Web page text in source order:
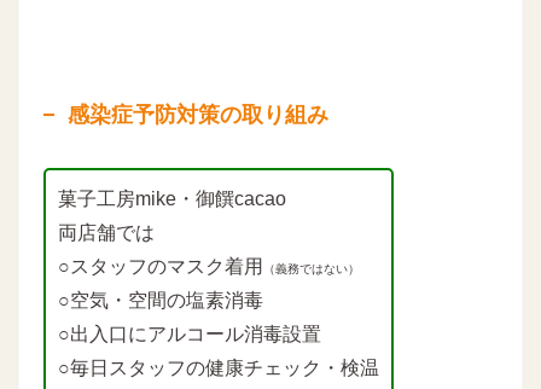
感染症予防対策の取り組み
菓子工房mike・御饌cacao
両店舗では
○スタッフのマスク着用
（義務ではない）
○空気・空間の塩素消毒
○出入口にアルコール消毒設置
○毎日スタッフの健康チェック・検温